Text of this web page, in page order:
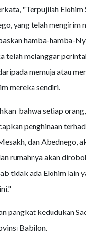
"Terpujilah Elohim
yang telah mengirim
hamba-hamba-
telah melanggar
memuja atau
mereka sendiri.
bahwa setiap
penghinaan
dan Abednego,
rumahnya akan
tidak ada Elohim lain
pangkat kedudukan
Babilon.